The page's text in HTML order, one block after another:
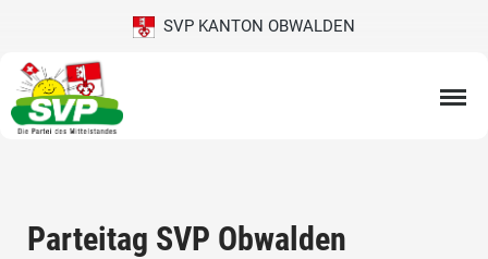
SVP KANTON OBWALDEN
Parteitag SVP Obwalden